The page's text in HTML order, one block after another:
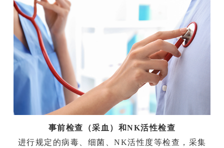
事前检查（采血）和NK活性检查
进行规定的病毒、细菌、NK活性度等检查，采集